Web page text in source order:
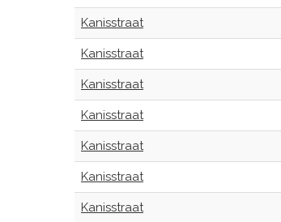
Kanisstraat
Kanisstraat
Kanisstraat
Kanisstraat
Kanisstraat
Kanisstraat
Kanisstraat